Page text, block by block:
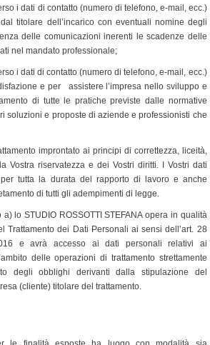
i dati di contatto (numero di telefono, e-mail, ecc.)
titolare dell’incarico con eventuali nomine degli
delle comunicazioni inerenti le scadenze delle
nel mandato professionale;
i dati di contatto (numero di telefono, e-mail, ecc.)
e per assistere l’impresa nello sviluppo e
di tutte le pratiche previste dalle normative
soluzioni e proposte di aziende e professionisti che
improntato ai principi di correttezza, liceità,
Vostra riservatezza e dei Vostri diritti. I Vostri dati
tutta la durata del rapporto di lavoro e anche
di tutti gli adempimenti di legge.
lo STUDIO ROSSOTTI STEFANA opera in qualità
Trattamento dei Dati Personali ai sensi dell’art. 28
e avrà accesso ai dati personali relativi ai
delle operazioni di trattamento strettamente
degli obblighi derivanti dalla stipulazione del
(cliente) titolare del trattamento.